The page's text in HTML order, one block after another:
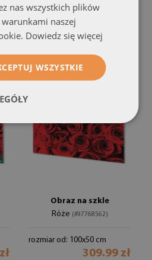
(#98409050)
rozmiar od: 100x50 cm
309.99 zł
Obraz na szkle
Róże (#97768562)
rozmiar od: 100x50 cm
309.99 zł
nas wszystkich plików
naszej
Dowiedz się więcej
WSZYSTKIE